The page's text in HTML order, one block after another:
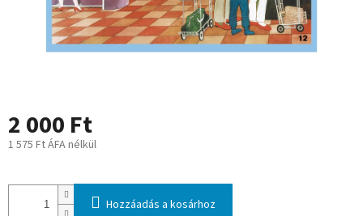
2 000 Ft
1 575 Ft ÁFA nélkül
Hozzáadás a kosárhoz